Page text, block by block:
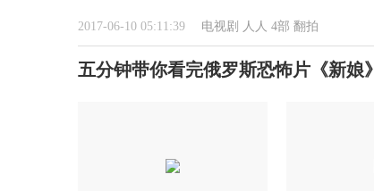
2017-06-10 05:11:39 电视剧 人人 4部 翻拍
五分钟带你看完俄罗斯恐怖片《新娘》